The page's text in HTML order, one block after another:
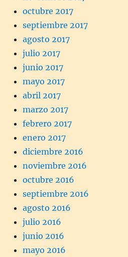
octubre 2017
septiembre 2017
agosto 2017
julio 2017
junio 2017
mayo 2017
abril 2017
marzo 2017
febrero 2017
enero 2017
diciembre 2016
noviembre 2016
octubre 2016
septiembre 2016
agosto 2016
julio 2016
junio 2016
mayo 2016